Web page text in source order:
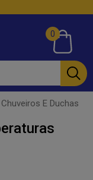
0
Chuveiros E Duchas